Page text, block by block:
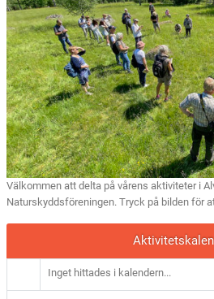
Välkommen att delta på vårens aktiviteter i
Naturskyddsföreningen. Tryck på bilden för
Inget hittades i kalendern...